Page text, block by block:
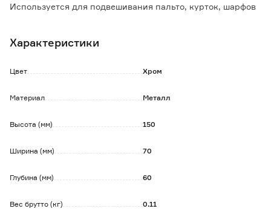
Используется для подвешивания пальто, курток, шарфов
Расстояние между отверстиями крепления 33 мм.
Обратите внимание:
Характеристики
Цвет Хром
Материал Металл
Высота (мм) 150
Ширина (мм) 70
Глубина (мм) 60
Вес брутто (кг) 0.11